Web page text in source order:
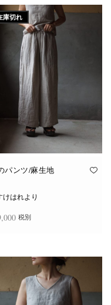
ら
選
択
で
き
ま
す
庫切れ
パンツ/麻生地
けはれより
税別